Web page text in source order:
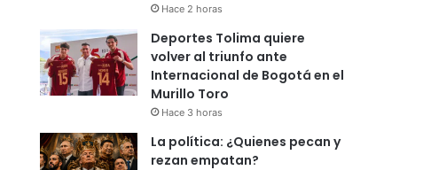
Hace 2 horas
Deportes Tolima quiere
volver al triunfo ante
Internacional de Bogotá en el
Murillo Toro
Hace 3 horas
La política: ¿Quienes pecan y
rezan empatan?